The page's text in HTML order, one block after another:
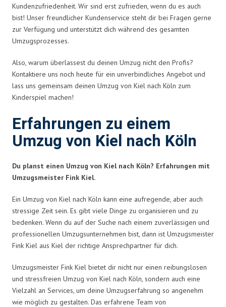
Kundenzufriedenheit. Wir sind erst zufrieden, wenn du es auch
bist! Unser freundlicher Kundenservice steht dir bei Fragen gerne
zur Verfügung und unterstützt dich während des gesamten
Umzugsprozesses.
Also, warum überlassest du deinen Umzug nicht den Profis?
Kontaktiere uns noch heute für ein unverbindliches Angebot und
lass uns gemeinsam deinen Umzug von Kiel nach Köln zum
Kinderspiel machen!
Erfahrungen zu einem
Umzug von Kiel nach Köln
Du planst einen Umzug von Kiel nach Köln? Erfahrungen mit
Umzugsmeister Fink Kiel.
Ein Umzug von Kiel nach Köln kann eine aufregende, aber auch
stressige Zeit sein. Es gibt viele Dinge zu organisieren und zu
bedenken. Wenn du auf der Suche nach einem zuverlässigen und
professionellen Umzugsunternehmen bist, dann ist Umzugsmeister
Fink Kiel aus Kiel der richtige Ansprechpartner für dich.
Umzugsmeister Fink Kiel bietet dir nicht nur einen reibungslosen
und stressfreien Umzug von Kiel nach Köln, sondern auch eine
Vielzahl an Services, um deine Umzugserfahrung so angenehm
wie möglich zu gestalten. Das erfahrene Team von